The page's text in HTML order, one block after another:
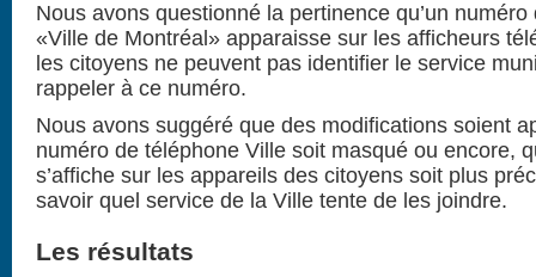
Nous avons questionné la pertinence qu’un
«Ville de Montréal» apparaisse sur les afficheurs
les citoyens ne peuvent pas identifier le service
rappeler à ce numéro.
Nous avons suggéré que des modifications soient
numéro de téléphone Ville soit masqué ou encore,
s’affiche sur les appareils des citoyens soit plus
savoir quel service de la Ville tente de les joindre.
Les résultats